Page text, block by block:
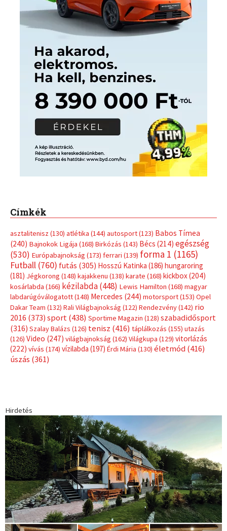
Címkék
asztalitenisz (130) atlétika (144) autosport(123) Babos Tímea
(240) Bajnokok Ligája (168) Birkózás (143) Bécs (214) egészség
(530) Európabajnokság (173) ferrari (139) forma 1 (1165)
Futball (760) futás (305) Hosszú Katinka (186) hungaroring
(181) Jégkorong (148) kajakkenu (138) karate (168) kickbox(204)
kosárlabda (166) kézilabda(448) Lewis Hamilton (168) magyar
labdarúgóválogatott(148) Mercedes (244) motorsport(153) Opel
Dakar Team (132) Rali Világbajnokság (122) Rendezvény(142) rio
2016 (373) sport(438) Sportime Magazin (128) szabadidősport
(316) Szalay Balázs (126) tenisz (416) táplálkozás (155) utazás
(126) Video (247) világbajnokság (162) Világkupa (129) vitorlázás
(222) vívás (174) vízilabda (197) Érdi Mária (130) életmód(416)
úszás (361)
Hirdetés